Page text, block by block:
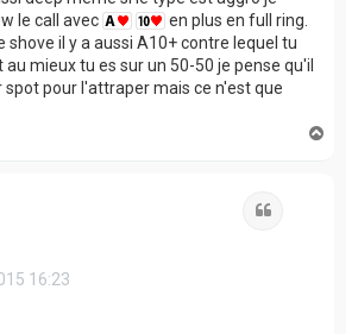
le call avec
en plus en full ring.
shove il y a aussi A10+ contre lequel tu
mieux tu es sur un 50-50 je pense qu'il
spot pour l'attraper mais ce n'est que
16:23